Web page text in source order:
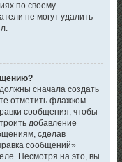
по своему
не могут удалить
сначала создать
отметить флажком
сообщения, чтобы
добавление
сделав
сообщений»
Несмотря на это, вы